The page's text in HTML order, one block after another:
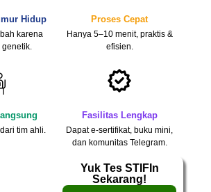
Hidup
karena
genetik.
Proses Cepat
Hanya 5–10 menit, praktis &
efisien.
tim ahli.
Fasilitas Lengkap
Dapat e-sertifikat, buku mini,
dan komunitas Telegram.
Yuk Tes STIFIn
Sekarang!